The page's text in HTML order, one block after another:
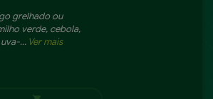
grelhado ou
verde, cebola,
... Ver mais